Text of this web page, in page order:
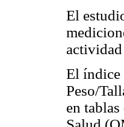
El
El índice
Peso/
en